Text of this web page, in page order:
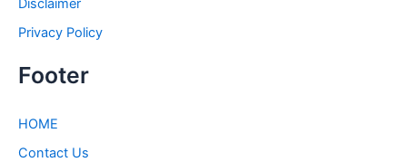
Disclaimer
Privacy Policy
Footer
HOME
Contact Us